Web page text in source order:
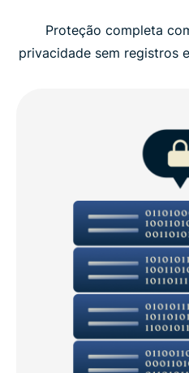
Proteção completa
privacidade sem registros